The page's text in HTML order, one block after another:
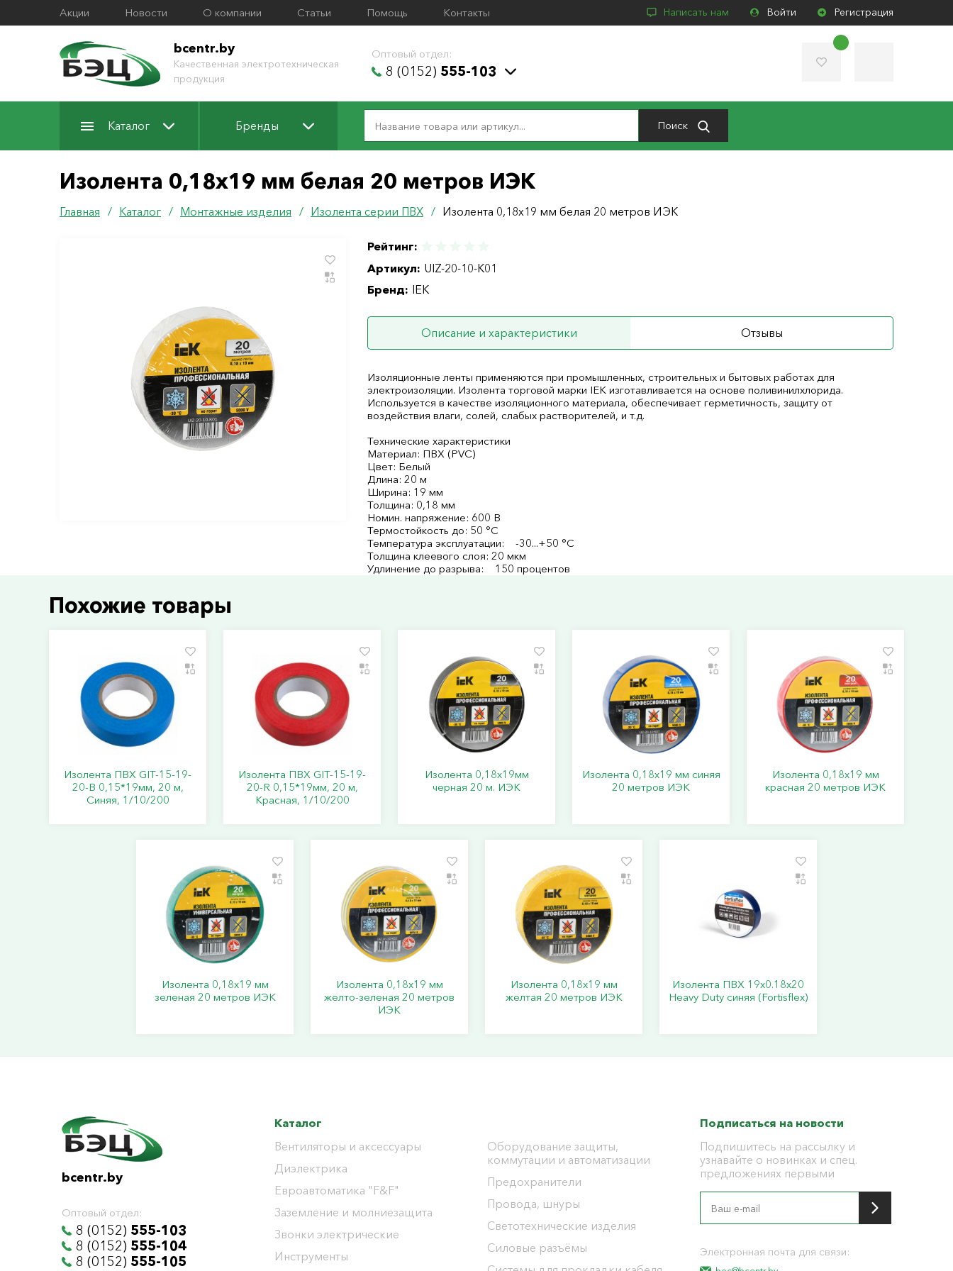
Акции Новости О компании Статьи Помощь Контакты Написать нам Войти Регистрация
bcentr.by
Качественная электротехническая
продукция
Оптовый отдел:
8 (0152) 555-103
Каталог Бренды Поиск
Изолента 0,18х19 мм белая 20 метров ИЭК
Главная / Каталог / Монтажные изделия / Изолента серии ПВХ / Изолента 0,18х19 мм белая 20 метров ИЭК
Рейтинг:
Артикул: UIZ-20-10-K01
Бренд: IEK
Описание и характеристики Отзывы
Изоляционные ленты применяются при промышленных, строительных и бытовых работах для
электроизоляции. Изолента торговой марки IEK изготавливается на основе поливинилхлорида.
Используется в качестве изоляционного материала, обеспечивает герметичность, защиту от
воздействия влаги, солей, слабых растворителей, и т.д.
Технические характеристики
Материал: ПВХ (PVC)
Цвет: Белый
Длина: 20 м
Ширина: 19 мм
Толщина: 0,18 мм
Номин. напряжение: 600 В
Термостойкость до: 50 °C
Температура эксплуатации: -30...+50 °C
Толщина клеевого слоя: 20 мкм
Удлинение до разрыва: 150 процентов
Похожие товары
Изолента ПВХ GIT-15-19-
20-B 0,15*19мм, 20 м,
Синяя, 1/10/200
Изолента ПВХ GIT-15-19-
20-R 0,15*19мм, 20 м,
Красная, 1/10/200
Изолента 0,18х19мм
черная 20 м. ИЭК
Изолента 0,18х19 мм синяя
20 метров ИЭК
Изолента 0,18х19 мм
красная 20 метров ИЭК
Изолента 0,18х19 мм
зеленая 20 метров ИЭК
Изолента 0,18х19 мм
желто-зеленая 20 метров
ИЭК
Изолента 0,18х19 мм
желтая 20 метров ИЭК
Изолента ПВХ 19х0.18х20
Heavy Duty синяя (Fortisflex)
bcentr.by
Оптовый отдел:
8 (0152) 555-103
8 (0152) 555-104
8 (0152) 555-105
Каталог
Вентиляторы и аксессуары
Диэлектрика
Евроавтоматика "F&F"
Заземление и молниезащита
Звонки электрические
Инструменты
Оборудование защиты,
коммутации и автоматизации
Предохранители
Провода, шнуры
Светотехнические изделия
Силовые разъёмы
Подписаться на новости
Подпишитесь на рассылку и
узнавайте о новинках и спец.
предложениях первыми
Электронная почта для связи: